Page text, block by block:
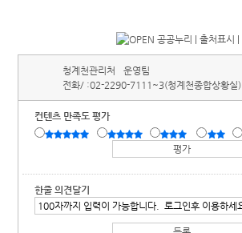
청계천관리처
운영팀
전화/ :02-2290-7111~3(청계천종합상황실)
컨텐츠 만족도 평가
한줄 의견달기